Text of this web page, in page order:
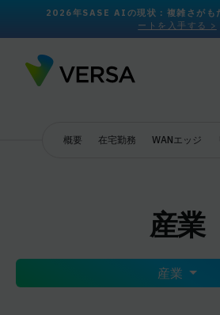
2026年SASE AIの現状：複雑さがも
ートを入手する >
概要 在宅勤務 WANエッジ
産業
産業